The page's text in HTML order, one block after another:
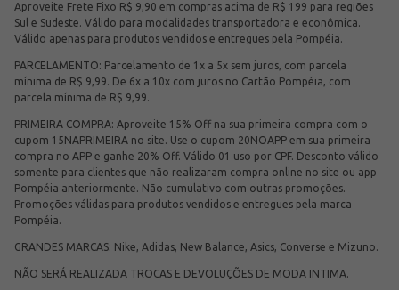
Aproveite Frete Fixo R$ 9,90 em compras acima de R$ 199 para regiões
Sul e Sudeste. Válido para modalidades transportadora e econômica.
Válido apenas para produtos vendidos e entregues pela Pompéia.
PARCELAMENTO: Parcelamento de 1x a 5x sem juros, com parcela
mínima de R$ 9,99. De 6x a 10x com juros no Cartão Pompéia, com
parcela mínima de R$ 9,99.
PRIMEIRA COMPRA: Aproveite 15% Off na sua primeira compra com o
cupom 15NAPRIMEIRA no site. Use o cupom 20NOAPP em sua primeira
compra no APP e ganhe 20% Off. Válido 01 uso por CPF. Desconto válido
somente para clientes que não realizaram compra online no site ou app
Pompéia anteriormente. Não cumulativo com outras promoções.
Promoções válidas para produtos vendidos e entregues pela marca
Pompéia.
GRANDES MARCAS: Nike, Adidas, New Balance, Asics, Converse e Mizuno.
NÃO SERÁ REALIZADA TROCAS E DEVOLUÇÕES DE MODA INTIMA.